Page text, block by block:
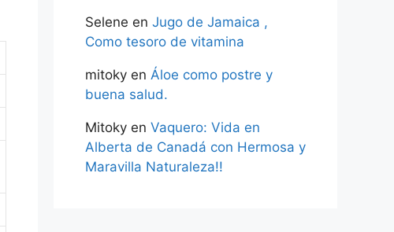
Selene en Jugo de Jamaica ,
Como tesoro de vitamina
mitoky en Áloe como postre y
buena salud.
Mitoky en Vaquero: Vida en
Alberta de Canadá con Hermosa y
Maravilla Naturaleza!!